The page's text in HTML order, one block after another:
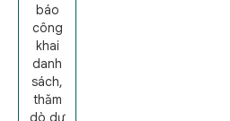
báo
công
khai
danh
sách,
thăm